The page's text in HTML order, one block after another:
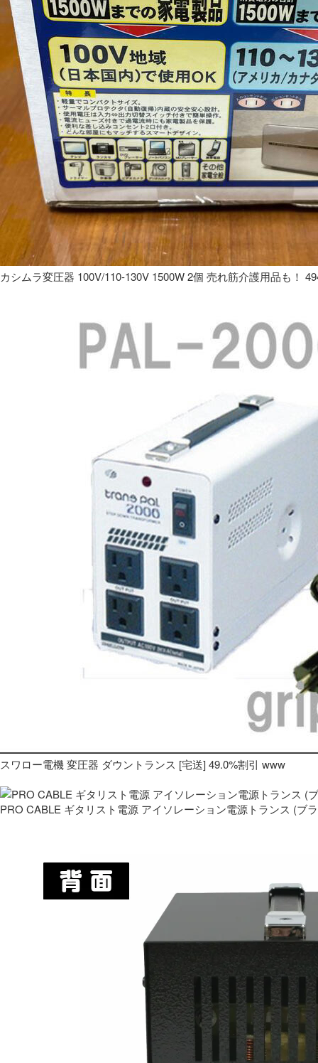
カシムラ変圧器 100V/110-130V 1500W 2個 売れ筋介護用品も！
スワロー電機 変圧器 ダウントランス [宅送] 49.0%割引 www
PRO CABLE ギタリスト電源 アイソレーション電源トランス (ブ